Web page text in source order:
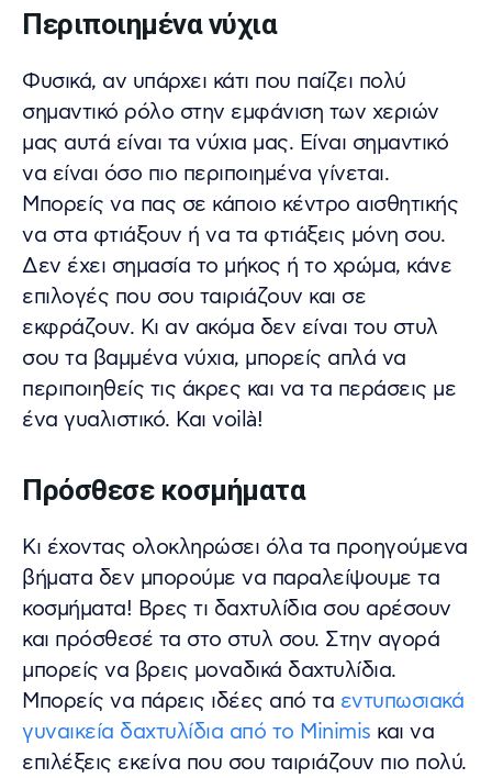
Περιποιημένα νύχια
Φυσικά, αν υπάρχει κάτι που παίζει πολύ
σημαντικό ρόλο στην εμφάνιση των χεριών
μας αυτά είναι τα νύχια μας. Είναι σημαντικό
να είναι όσο πιο περιποιημένα γίνεται.
Μπορείς να πας σε κάποιο κέντρο αισθητικής
να στα φτιάξουν ή να τα φτιάξεις μόνη σου.
Δεν έχει σημασία το μήκος ή το χρώμα, κάνε
επιλογές που σου ταιριάζουν και σε
εκφράζουν. Κι αν ακόμα δεν είναι του στυλ
σου τα βαμμένα νύχια, μπορείς απλά να
περιποιηθείς τις άκρες και να τα περάσεις με
ένα γυαλιστικό. Και voilà!
Πρόσθεσε κοσμήματα
Κι έχοντας ολοκληρώσει όλα τα προηγούμενα
βήματα δεν μπορούμε να παραλείψουμε τα
κοσμήματα! Βρες τι δαχτυλίδια σου αρέσουν
και πρόσθεσέ τα στο στυλ σου. Στην αγορά
μπορείς να βρεις μοναδικά δαχτυλίδια.
Μπορείς να πάρεις ιδέες από τα εντυπωσιακά
γυναικεία δαχτυλίδια από το Minimis και να
επιλέξεις εκείνα που σου ταιριάζουν πιο πολύ.